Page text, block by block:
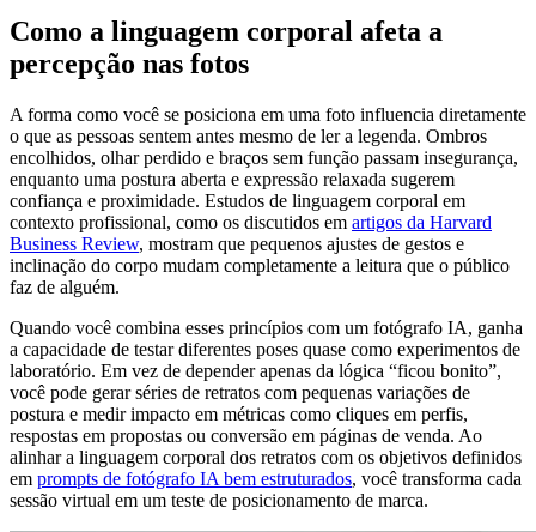
Como a linguagem corporal afeta a
percepção nas fotos
A forma como você se posiciona em uma foto influencia diretamente
o que as pessoas sentem antes mesmo de ler a legenda. Ombros
encolhidos, olhar perdido e braços sem função passam insegurança,
enquanto uma postura aberta e expressão relaxada sugerem
confiança e proximidade. Estudos de linguagem corporal em
contexto profissional, como os discutidos em artigos da Harvard
Business Review, mostram que pequenos ajustes de gestos e
inclinação do corpo mudam completamente a leitura que o público
faz de alguém.
Quando você combina esses princípios com um fotógrafo IA, ganha
a capacidade de testar diferentes poses quase como experimentos de
laboratório. Em vez de depender apenas da lógica “ficou bonito”,
você pode gerar séries de retratos com pequenas variações de
postura e medir impacto em métricas como cliques em perfis,
respostas em propostas ou conversão em páginas de venda. Ao
alinhar a linguagem corporal dos retratos com os objetivos definidos
em prompts de fotógrafo IA bem estruturados, você transforma cada
sessão virtual em um teste de posicionamento de marca.